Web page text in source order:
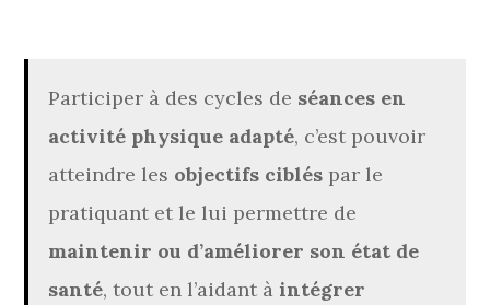
Participer à des cycles de séances en
activité physique adapté, c’est pouvoir
atteindre les objectifs ciblés par le
pratiquant et le lui permettre de
maintenir ou d’améliorer son état de
santé, tout en l’aidant à intégrer